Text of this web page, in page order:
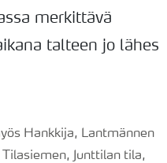
merkittävä
talteen jo lähes
Hankkija, Lantmännen
Junttilan tila,